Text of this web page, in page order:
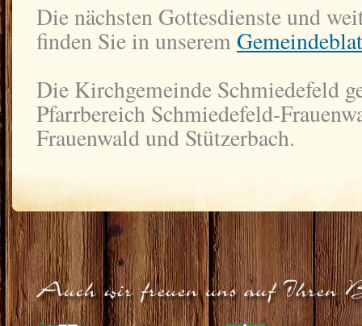
Die nächsten Gottesdienste und
finden Sie in unserem
Die Kirchgemeinde Schmiedefeld
Pfarrbereich Schmiedefeld-
Frauenwald und Stützerbach.